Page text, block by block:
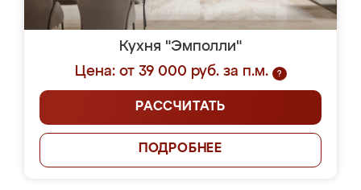
Кухня "Эмполли"
Цена: от 39 000 руб. за п.м.
?
РАССЧИТАТЬ
ПОДРОБНЕЕ